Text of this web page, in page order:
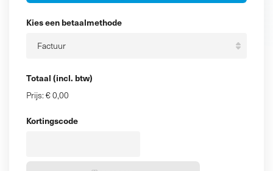
Kies een betaalmethode
Totaal (incl. btw)
Prijs: € 0,00
Kortingscode